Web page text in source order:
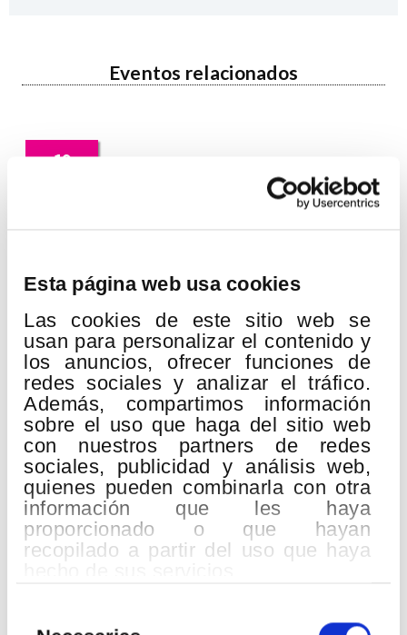
Esta página web usa cookies
Las cookies de este sitio web se
usan para personalizar el contenido y
los anuncios, ofrecer funciones de
redes sociales y analizar el tráfico.
Además, compartimos información
sobre el uso que haga del sitio web
con nuestros partners de redes
sociales, publicidad y análisis web,
quienes pueden combinarla con otra
información que les haya
proporcionado o que hayan
recopilado a partir del uso que haya
Eventos relacionados
19
QUINCENA MUSICAL DONOSTIARRA
Lugar:Kursaal
H. Berlioz:
Gran Misa de Muertos «Réquiem» op.5
Euskadiko Orkestra
Bilbao Orkestra Sinfonikoa
Orfeón Donostiarra